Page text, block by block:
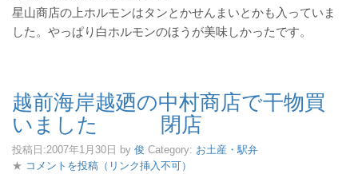
星山商店の上ホルモンはタンとかせんまいとかも入っていま
した。やっぱり白ホルモンのほうが美味しかったです。
越前海岸越廼の中村商店で干物買
いました 閉店
投稿日:2007年1月30日 by 俊 Category: お土産・駅弁
★ コメントを投稿（リンク挿入不可）